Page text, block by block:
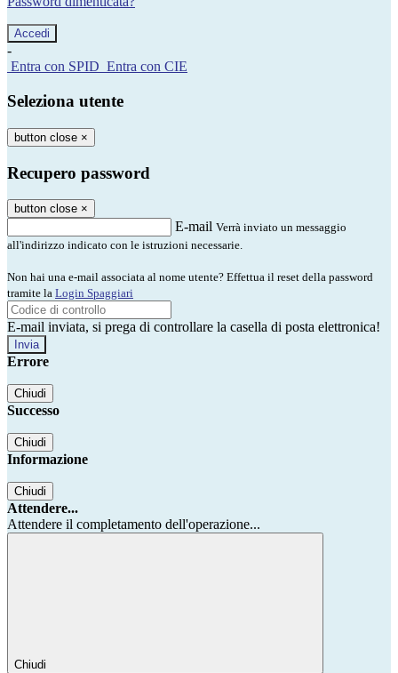
-
Entra con SPID Entra con CIE
Seleziona utente
button close ×
Recupero password
button close ×
E-mail Verrà inviato un messaggio
all'indirizzo indicato con le istruzioni necessarie.
Non hai una e-mail associata al nome utente? Effettua il reset della password
tramite la Login Spaggiari
E-mail inviata, si prega di controllare la casella di posta elettronica!
Errore
Chiudi
Successo
Chiudi
Informazione
Chiudi
Attendere...
Attendere il completamento dell'operazione...
Chiudi